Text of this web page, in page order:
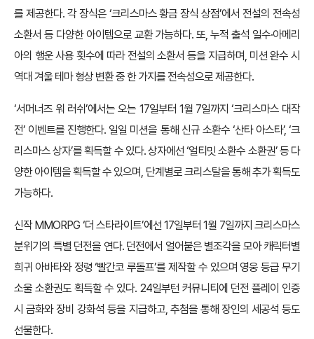
를 제공한다. 각 장식은 ‘크리스마스 황금 장식 상점’에서 전설의 전속성
소환서 등 다양한 아이템으로 교환 가능하다. 또, 누적 출석 일수·아메리
아의 행운 사용 횟수에 따라 전설의 소환서 등을 지급하며, 미션 완수 시
역대 겨울 테마 형상 변환 중 한 가지를 전속성으로 제공한다.
‘서머너즈 워 러쉬’에서는 오는 17일부터 1월 7일까지 ‘크리스마스 대작
전’ 이벤트를 진행한다. 일일 미션을 통해 신규 소환수 ‘산타 아스타’, ‘크
리스마스 상자’를 획득할 수 있다. 상자에선 ‘얼티밋 소환수 소환권’ 등 다
양한 아이템을 획득할 수 있으며, 단계별로 크리스탈을 통해 추가 획득도
가능하다.
신작 MMORPG ‘더 스타라이트’에선 17일부터 1월 7일까지 크리스마스
분위기의 특별 던전을 연다. 던전에서 얼어붙은 별조각을 모아 캐릭터별
희귀 아바타와 정령 ‘빨간코 루돌프’를 제작할 수 있으며 영웅 등급 무기
소울 소환권도 획득할 수 있다. 24일부턴 커뮤니티에 던전 플레이 인증
시 금화와 장비 강화석 등을 지급하고, 추첨을 통해 장인의 세공석 등도
선물한다.